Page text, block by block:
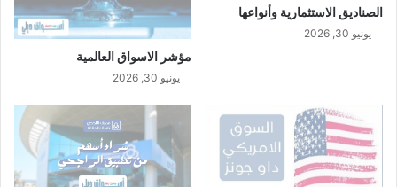
الصناديق الاستثمارية وأنواعها
يونيو 30, 2026
مؤشر الاسواق العالمية
يونيو 30, 2026